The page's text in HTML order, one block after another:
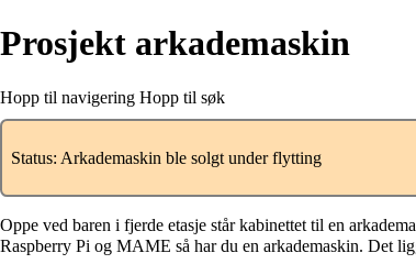
Prosjekt arkademaskin
Hopp til navigering Hopp til søk
Status: Arkademaskin ble solgt under flytting
Oppe ved baren i fjerde etasje står kabinettet til en
Raspberry Pi og MAME så har du en arkademaskin. Det